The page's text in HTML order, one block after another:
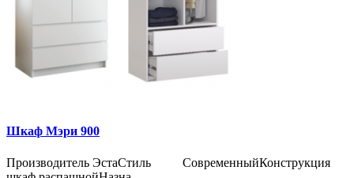
Шкаф Мэри 900
Производитель ЭстаСтиль СовременныйКонструкция